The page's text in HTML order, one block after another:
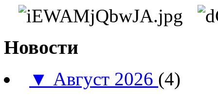
Новости
▼ Август 2026 (4)